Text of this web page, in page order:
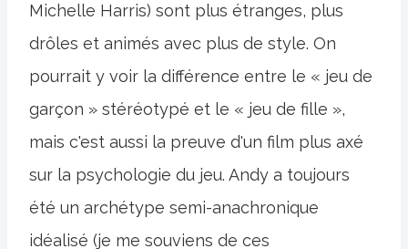
Michelle Harris) sont plus étranges, plus
drôles et animés avec plus de style. On
pourrait y voir la différence entre le « jeu de
garçon » stéréotypé et le « jeu de fille »,
mais c'est aussi la preuve d'un film plus axé
sur la psychologie du jeu. Andy a toujours
été un archétype semi-anachronique
idéalisé (je me souviens de ces